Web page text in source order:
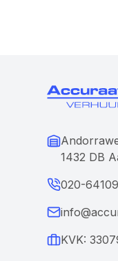
1432 DB
020-
KVK: